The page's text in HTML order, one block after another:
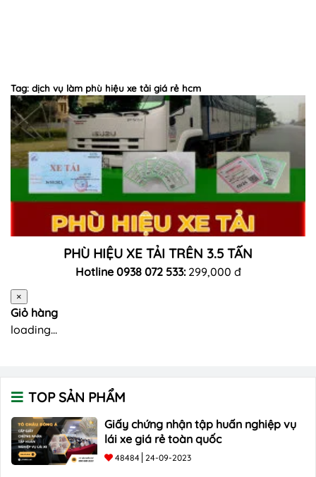
Tag: dịch vụ làm phù hiệu xe tải giá rẻ hcm
PHÙ HIỆU XE TẢI TRÊN 3.5 TẤN
Hotline 0938 072 533: 299,000 đ
×
Giỏ hàng
loading...
TOP SẢN PHẨM
Giấy chứng nhận tập huấn nghiệp vụ
lái xe giá rẻ toàn quốc
48484 24-09-2023